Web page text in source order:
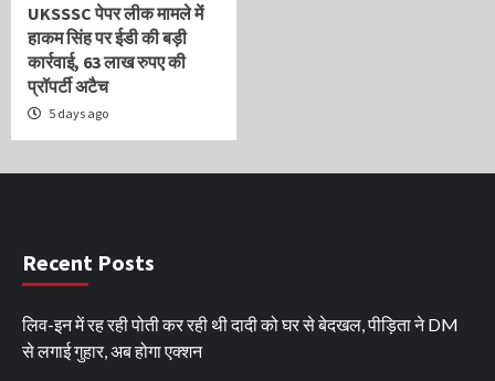
UKSSSC पेपर लीक मामले में
हाकम सिंह पर ईडी की बड़ी
कार्रवाई, 63 लाख रुपए की
प्रॉपर्टी अटैच
5 days ago
Recent Posts
लिव-इन में रह रही पोती कर रही थी दादी को घर से बेदखल, पीड़िता ने DM
से लगाई गुहार, अब होगा एक्शन